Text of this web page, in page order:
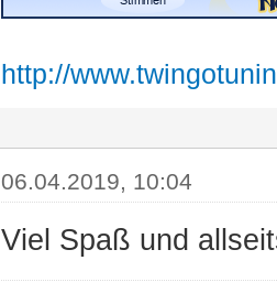
http://
06.04.2019, 10:04
Viel Spaß und